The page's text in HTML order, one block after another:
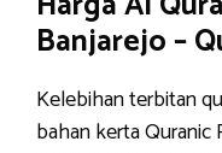
Banjarejo –
Kelebihan terbitan
bahan kerta Quranic